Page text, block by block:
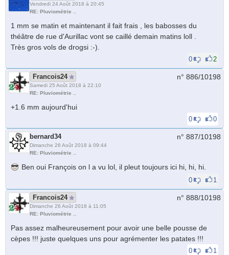
Vendredi 24 Août 2018 à 20:45
RE: Pluviométrie ..
1 mm se matin et maintenant il fait frais , les babosses du
théâtre de rue d'Aurillac vont se caillé demain matins loll .
Très gros vols de drogsi :-).
0 2
Francois24
Samedi 25 Août 2018 à 22:10
RE: Pluviométrie ..
n° 886/10198
+1.6 mm aujourd'hui
0 0
bernard34
Dimanche 26 Août 2018 à 09:44
RE: Pluviométrie ..
n° 887/10198
Ben oui François on l a vu lol, il pleut toujours ici hi, hi, hi.
0 1
Francois24
Dimanche 26 Août 2018 à 11:05
RE: Pluviométrie ..
n° 888/10198
Pas assez malheureusement pour avoir une belle pousse de
cèpes !!! juste quelques uns pour agrémenter les patates !!!
0 1